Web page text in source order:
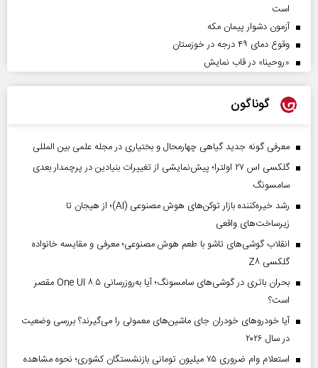
است
آزمون دشوار پیمان مکه
وقوع دمای ۴۹ درجه در خوزستان
«روحینا» در قاب نمایش
گوناگون
معرفی گونه جدید گیاهی چهارمحال و بختیاری در مجله علمی بین المللی
گلکسی اس ۲۷ اولترا؛ پیش‌نمایشی از تغییرات بنیادین در پرچمدار بعدی
سامسونگ
رشد خیره‌کننده بازار توکن‌های هوش مصنوعی (AI)؛ از هیجان تا
زیرساخت‌های واقعی
انقلاب گوشی‌های تاشو‌ با طعم هوش مصنوعی؛ معرفی و مقایسه خانواده
گلکسی Z۸
بحران باتری در گوشی‌های سامسونگ؛ آیا به‌روزرسانی One UI ۸.۵ مقصر
است؟
آیا خودروهای خودران جای ماشین‌های معمولی را می‌گیرند؟ بررسی وضعیت
در سال ۲۰۲۶
استعلام وام ضروری ۷۵ میلیون تومانی بازنشستگان کشوری؛ نحوه مشاهده